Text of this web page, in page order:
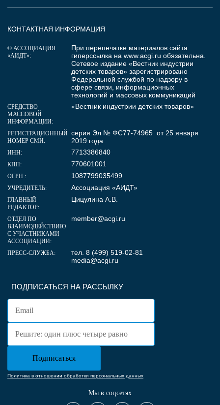
ПОДПИСАТЬСЯ НА РАССЫЛКУ
Политика в отношении обработки персональных данных
Мы в соцсетях
КОНТАКТНАЯ ИНФОРМАЦИЯ
© АССОЦИАЦИЯ
«АИДТ»:
При перепечатке материалов сайта
гиперссылка на www.acgi.ru обязательна.
Сетевое издание «Вестник индустрии
детских товаров» зарегистрировано
Федеральной службой по надзору в
сфере связи, информационных
технологий и массовых коммуникаций
СРЕДСТВО
МАССОВОЙ
ИНФОРМАЦИИ:
«Вестник индустрии детских товаров»
РЕГИСТРАЦИОННЫЙ
НОМЕР СМИ:
серия Эл № ФС77-74965 от 25 января
2019 года
ИНН: 7713386840
КПП: 770601001
ОГРН : 1087799035499
УЧРЕДИТЕЛЬ: Ассоциация «АИДТ»
ГЛАВНЫЙ
РЕДАКТОР:
Цицулина А.В.
ОТДЕЛ ПО
ВЗАИМОДЕЙСТВИЮ
С УЧАСТНИКАМИ
АССОЦИАЦИИ:
member@acgi.ru
ПРЕСС-СЛУЖБА:
тел. 8 (499) 519-02-81
media@acgi.ru